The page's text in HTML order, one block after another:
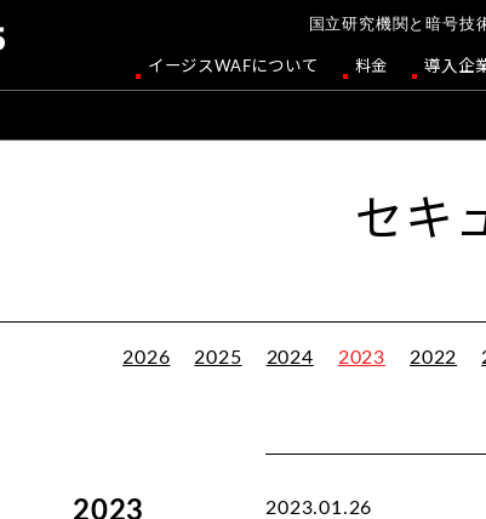
国立研究機関と暗号技
イージスWAFについて 料金 導入企
セキ
2026 2025 2024 2023 2022
2023 2023.01.26